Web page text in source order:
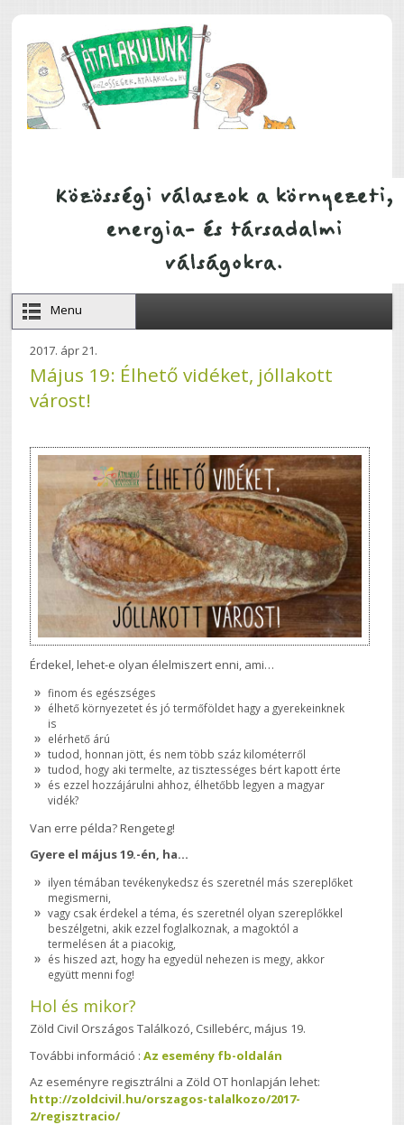
Menu
2017. ápr 21.
Május 19: Élhető vidéket, jóllakott
várost!
Érdekel, lehet-e olyan élelmiszert enni, ami…
finom és egészséges
élhető környezetet és jó termőföldet hagy a gyerekeinknek
is
elérhető árú
tudod, honnan jött, és nem több száz kilométerről
tudod, hogy aki termelte, az tisztességes bért kapott érte
és ezzel hozzájárulni ahhoz, élhetőbb legyen a magyar
vidék?
Van erre példa? Rengeteg!
Gyere el május 19.-én, ha...
ilyen témában tevékenykedsz és szeretnél más szereplőket
megismerni,
vagy csak érdekel a téma, és szeretnél olyan szereplőkkel
beszélgetni, akik ezzel foglalkoznak, a magoktól a
termelésen át a piacokig,
és hiszed azt, hogy ha egyedül nehezen is megy, akkor
együtt menni fog!
Hol és mikor?
Zöld Civil Országos Találkozó, Csillebérc, május 19.
További információ :Az esemény fb-oldalán
Az eseményre regisztrálni a Zöld OT honlapján lehet:
http://zoldcivil.hu/orszagos-talalkozo/2017-
2/regisztracio/